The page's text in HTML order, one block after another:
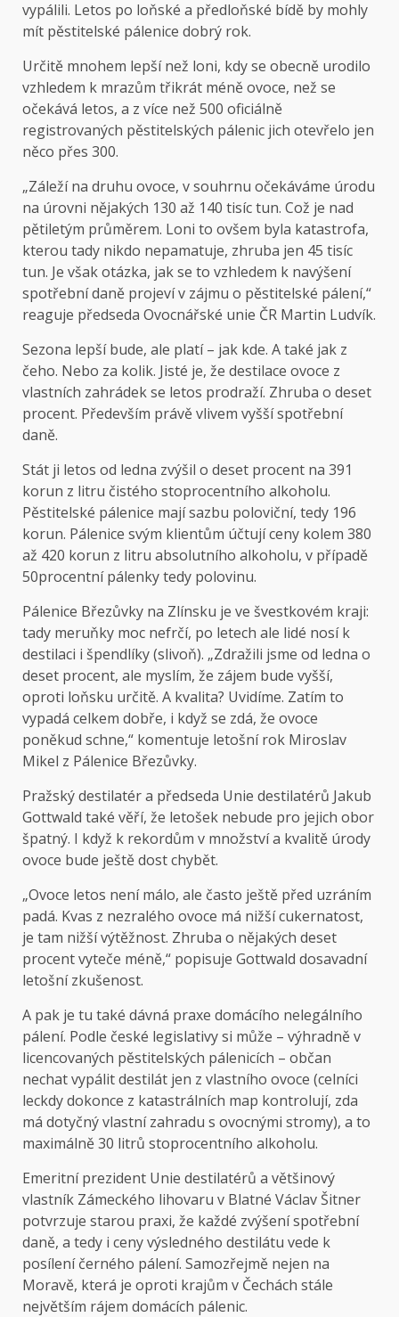
vypálili. Letos po loňské a předloňské bídě by mohly
mít pěstitelské pálenice dobrý rok.
Určitě mnohem lepší než loni, kdy se obecně urodilo
vzhledem k mrazům třikrát méně ovoce, než se
očekává letos, a z více než 500 oficiálně
registrovaných pěstitelských pálenic jich otevřelo jen
něco přes 300.
„Záleží na druhu ovoce, v souhrnu očekáváme úrodu
na úrovni nějakých 130 až 140 tisíc tun. Což je nad
pětiletým průměrem. Loni to ovšem byla katastrofa,
kterou tady nikdo nepamatuje, zhruba jen 45 tisíc
tun. Je však otázka, jak se to vzhledem k navýšení
spotřební daně projeví v zájmu o pěstitelské pálení,“
reaguje předseda Ovocnářské unie ČR Martin Ludvík.
Sezona lepší bude, ale platí – jak kde. A také jak z
čeho. Nebo za kolik. Jisté je, že destilace ovoce z
vlastních zahrádek se letos prodraží. Zhruba o deset
procent. Především právě vlivem vyšší spotřební
daně.
Stát ji letos od ledna zvýšil o deset procent na 391
korun z litru čistého stoprocentního alkoholu.
Pěstitelské pálenice mají sazbu poloviční, tedy 196
korun. Pálenice svým klientům účtují ceny kolem 380
až 420 korun z litru absolutního alkoholu, v případě
50procentní pálenky tedy polovinu.
Pálenice Březůvky na Zlínsku je ve švestkovém kraji:
tady meruňky moc nefrčí, po letech ale lidé nosí k
destilaci i špendlíky (slivoň). „Zdražili jsme od ledna o
deset procent, ale myslím, že zájem bude vyšší,
oproti loňsku určitě. A kvalita? Uvidíme. Zatím to
vypadá celkem dobře, i když se zdá, že ovoce
poněkud schne,“ komentuje letošní rok Miroslav
Mikel z Pálenice Březůvky.
Pražský destilatér a předseda Unie destilatérů Jakub
Gottwald také věří, že letošek nebude pro jejich obor
špatný. I když k rekordům v množství a kvalitě úrody
ovoce bude ještě dost chybět.
„Ovoce letos není málo, ale často ještě před uzráním
padá. Kvas z nezralého ovoce má nižší cukernatost,
je tam nižší výtěžnost. Zhruba o nějakých deset
procent vyteče méně,“ popisuje Gottwald dosavadní
letošní zkušenost.
A pak je tu také dávná praxe domácího nelegálního
pálení. Podle české legislativy si může – výhradně v
licencovaných pěstitelských pálenicích – občan
nechat vypálit destilát jen z vlastního ovoce (celníci
leckdy dokonce z katastrálních map kontrolují, zda
má dotyčný vlastní zahradu s ovocnými stromy), a to
maximálně 30 litrů stoprocentního alkoholu.
Emeritní prezident Unie destilatérů a většinový
vlastník Zámeckého lihovaru v Blatné Václav Šitner
potvrzuje starou praxi, že každé zvýšení spotřební
daně, a tedy i ceny výsledného destilátu vede k
posílení černého pálení. Samozřejmě nejen na
Moravě, která je oproti krajům v Čechách stále
největším rájem domácích pálenic.